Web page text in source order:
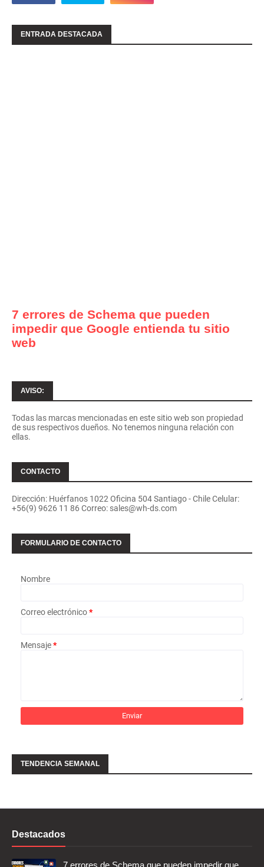
ENTRADA DESTACADA
7 errores de Schema que pueden
impedir que Google entienda tu sitio
web
AVISO:
Todas las marcas mencionadas en este sitio web son propiedad
de sus respectivos dueños. No tenemos ninguna relación con
ellas.
CONTACTO
Dirección: Huérfanos 1022 Oficina 504 Santiago - Chile Celular:
+56(9) 9626 11 86 Correo: sales@wh-ds.com
FORMULARIO DE CONTACTO
Nombre
Correo electrónico*
Mensaje*
TENDENCIA SEMANAL
Destacados
7 errores de Schema que pueden impedir que